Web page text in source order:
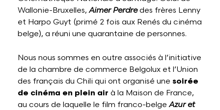
Wallonie-Bruxelles,Aimer Perdredes frères Lenny
et Harpo Guyt (primé 2 fois aux Renés du cinéma
belge), a réuni une quarantaine de personnes.
Nous nous sommes en outre associés à l’initiative
de la chambre de commerce Belgolux et l’Union
des français du Chili qui ont organisé une soirée
de cinéma en plein air à la Maison de France,
au cours de laquelle le film franco-belgeAzur et